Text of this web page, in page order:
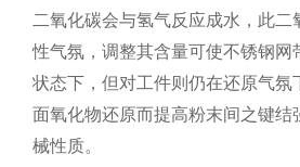
二氧化碳会与氢气反应成水，此二
性气氛，调整其含量可使不锈钢网
状态下，但对工件则仍在还原气氛
面氧化物还原而提高粉末间之键结
械性质。